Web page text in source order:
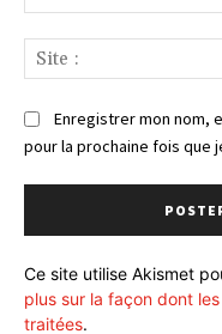
Enregistrer mon nom,
pour la prochaine fois que
Ce site utilise Akismet
plus sur la façon dont
traitées.